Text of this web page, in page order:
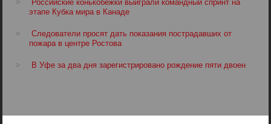
Российские конькобежки выиграли командный спринт на
этапе Кубка мира в Канаде
Следователи просят дать показания пострадавших от
пожара в центре Ростова
В Уфе за два дня зарегистрировано рождение пяти двоен